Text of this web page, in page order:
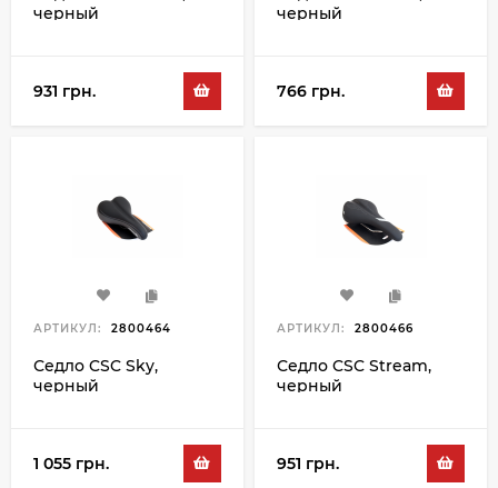
черный
931 грн.
черный
766 грн.
АРТИКУЛ: 2800464
Седло CSC Sky,
черный
1 055 грн.
АРТИКУЛ: 2800466
Седло CSC Stream,
черный
951 грн.